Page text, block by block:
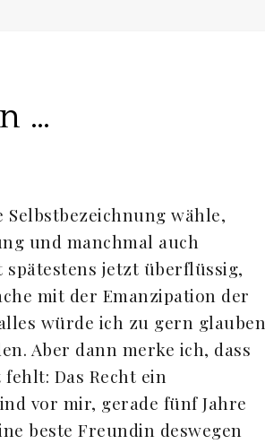
…
Selbstbezeichnung wähle,
und manchmal auch
spätestens jetzt überflüssig,
mit der Emanzipation der
würde ich zu gern glauben
Aber dann merke ich, dass
Das Recht ein
vor mir, gerade fünf Jahre
beste Freundin deswegen